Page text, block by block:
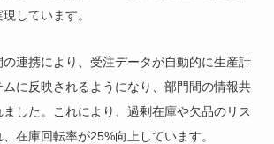
しています。
連携により、受注データが自動的に生産計
に反映されるようになり、部門間の情報共
した。これにより、過剰在庫や欠品のリス
在庫回転率が25%向上しています。